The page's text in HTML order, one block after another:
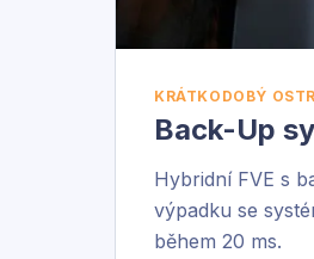
KRÁTKODOBÝ
Back-Up
Hybridní FVE s
výpadku se
během 20 ms.